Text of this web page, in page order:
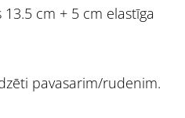
cm + 5 cm elastīga
pavasarim/rudenim.